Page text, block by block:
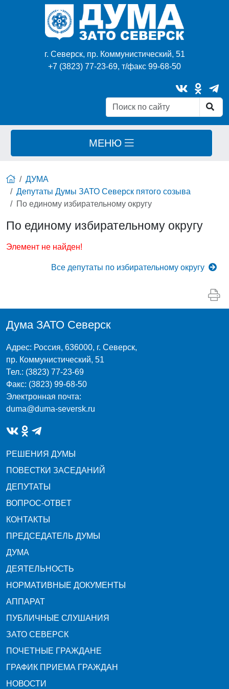
г. Северск, пр. Коммунистический, 51
+7 (3823) 77-23-69, т/факс 99-68-50
МЕНЮ
ДУМА
Депутаты Думы ЗАТО Северск пятого созыва
По единому избирательному округу
По единому избирательному округу
Элемент не найден!
Все депутаты по избирательному округу
Дума ЗАТО Северск
Адрес: Россия, 636000, г. Северск,
пр. Коммунистический, 51
Тел.: (3823) 77-23-69
Факс: (3823) 99-68-50
Электронная почта:
duma@duma-seversk.ru
РЕШЕНИЯ ДУМЫ
ПОВЕСТКИ ЗАСЕДАНИЙ
ДЕПУТАТЫ
ВОПРОС-ОТВЕТ
КОНТАКТЫ
ПРЕДСЕДАТЕЛЬ ДУМЫ
ДУМА
ДЕЯТЕЛЬНОСТЬ
НОРМАТИВНЫЕ ДОКУМЕНТЫ
АППАРАТ
ПУБЛИЧНЫЕ СЛУШАНИЯ
ЗАТО СЕВЕРСК
ПОЧЕТНЫЕ ГРАЖДАНЕ
ГРАФИК ПРИЕМА ГРАЖДАН
НОВОСТИ